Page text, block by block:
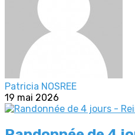
Patricia NOSREE
19 mai 2026